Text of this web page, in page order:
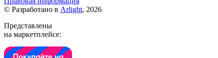
© Разработано в Arlight, 2026
Представлены
на маркетплейсе: